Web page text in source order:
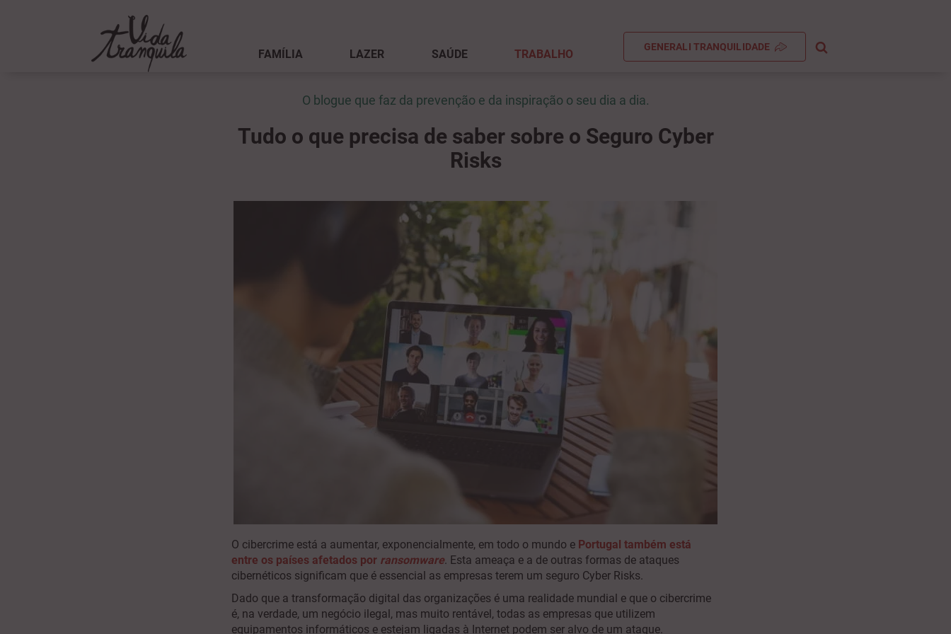
FAMÍLIA LAZER SAÚDE TRABALHO
GENERALI TRANQUILIDADE
O blogue que faz da prevenção e da inspiração o seu dia a dia.
Tudo o que precisa de saber sobre o Seguro Cyber
Risks
O cibercrime está a aumentar, exponencialmente, em todo o mundo e Portugal também está
entre os países afetados por ransomware. Esta ameaça e a de outras formas de ataques
cibernéticos significam que é essencial as empresas terem um seguro Cyber Risks.
Dado que a transformação digital das organizações é uma realidade mundial e que o cibercrime
é, na verdade, um negócio ilegal, mas muito rentável, todas as empresas que utilizem
equipamentos informáticos e estejam ligadas à Internet podem ser alvo de um ataque.